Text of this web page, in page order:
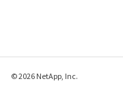
© 2026 NetApp, Inc.